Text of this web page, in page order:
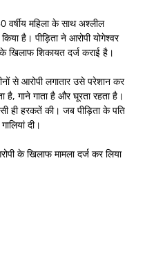
वर्षीय महिला के साथ अश्लील
है। पीड़िता ने आरोपी योगेश्वर
के खिलाफ शिकायत दर्ज कराई है।
से आरोपी लगातार उसे परेशान कर
गाने गाता है और घूरता रहता है।
ही हरकतें की। जब पीड़िता के पति
दी।
के खिलाफ मामला दर्ज कर लिया